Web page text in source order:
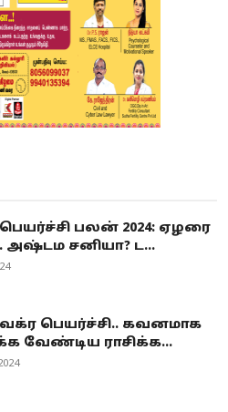
பலன் 2024: ஏழரை
அஷ்டம சனியா? ட...
பெயர்ச்சி.. கவனமாக
வேண்டிய ராசிக்க...